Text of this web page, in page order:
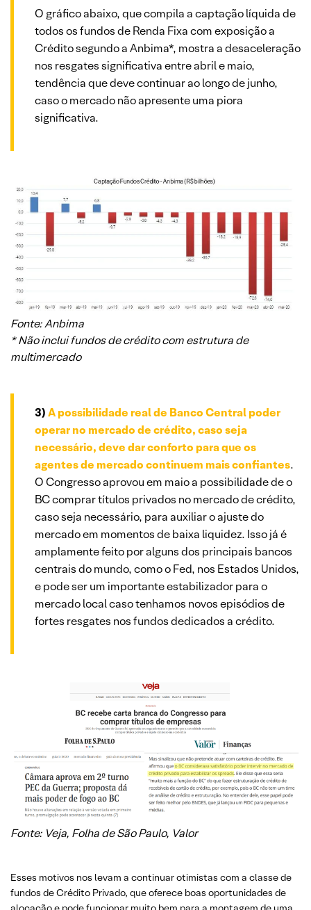
O gráfico abaixo, que compila a captação líquida de
todos os fundos de Renda Fixa com exposição a
Crédito segundo a Anbima*, mostra a desaceleração
nos resgates significativa entre abril e maio,
tendência que deve continuar ao longo de junho,
caso o mercado não apresente uma piora
significativa.
Fonte: Anbima
* Não inclui fundos de crédito com estrutura de
multimercado
3)A possibilidade real de Banco Central poder
operar no mercado de crédito, caso seja
necessário, deve dar conforto para que os
agentes de mercado continuem mais confiantes.
O Congresso aprovou em maio a possibilidade de o
BC comprar títulos privados no mercado de crédito,
caso seja necessário, para auxiliar o ajuste do
mercado em momentos de baixa liquidez. Isso já é
amplamente feito por alguns dos principais bancos
centrais do mundo, como o Fed, nos Estados Unidos,
e pode ser um importante estabilizador para o
mercado local caso tenhamos novos episódios de
fortes resgates nos fundos dedicados a crédito.
Fonte: Veja, Folha de São Paulo, Valor
Esses motivos nos levam a continuar otimistas com a classe de
fundos de Crédito Privado, que oferece boas oportunidades de